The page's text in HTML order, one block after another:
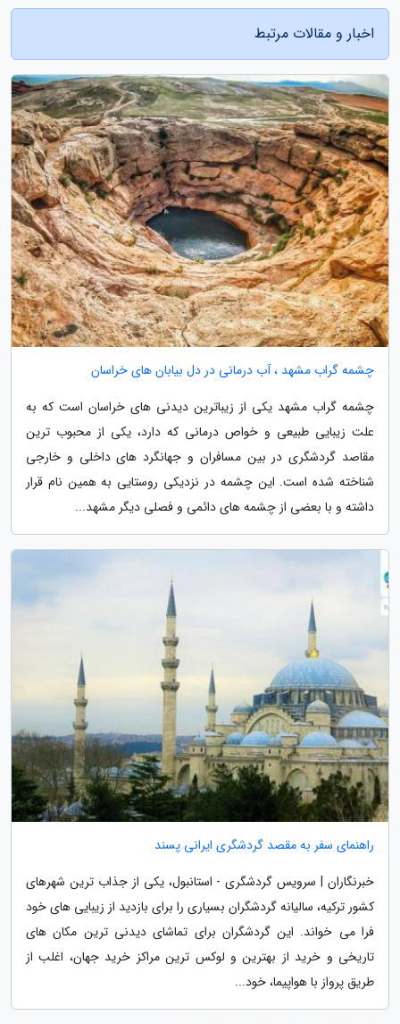
اخبار و مقالات مرتبط
چشمه گراب مشهد ، آب درمانی در دل بیابان های خراسان
چشمه گراب مشهد یکی از زیباترین دیدنی های خراسان است که به
علت زیبایی طبیعی و خواص درمانی که دارد، یکی از محبوب ترین
مقاصد گردشگری در بین مسافران و جهانگرد های داخلی و خارجی
شناخته شده است. این چشمه در نزدیکی روستایی به همین نام قرار
داشته و با بعضی از چشمه های دائمی و فصلی دیگر مشهد...
راهنمای سفر به مقصد گردشگری ایرانی پسند
خبرنگاران | سرویس گردشگری - استانبول، یکی از جذاب ترین شهرهای
کشور ترکیه، سالیانه گردشگران بسیاری را برای بازدید از زیبایی های خود
فرا می خواند. این گردشگران برای تماشای دیدنی ترین مکان های
تاریخی و خرید از بهترین و لوکس ترین مراکز خرید جهان، اغلب از
طریق پرواز با هواپیما، خود...